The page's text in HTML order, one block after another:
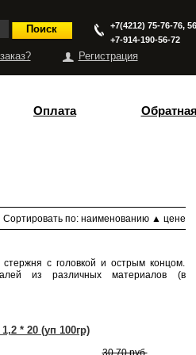
+7(4212) 75-76-76,
+7-914-190-56-72
Регистрация
Оплата
Сортировать по: наименованию ▲ цене
с головкой и острым концом.
из различных материалов (в
* 20 (уп 100гр)